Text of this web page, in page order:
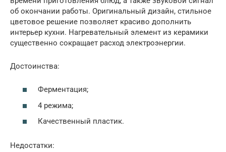
об окончании работы. Оригинальный дизайн, стильное
цветовое решение позволяет красиво дополнить
интерьер кухни. Нагревательный элемент из керамики
существенно сокращает расход электроэнергии.
Достоинства:
Ферментация;
4 режима;
Качественный пластик.
Недостатки: